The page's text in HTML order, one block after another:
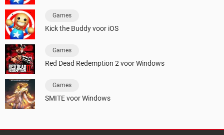
Games
Kick the Buddy voor iOS
Games
Red Dead Redemption 2 voor Windows
Games
SMITE voor Windows